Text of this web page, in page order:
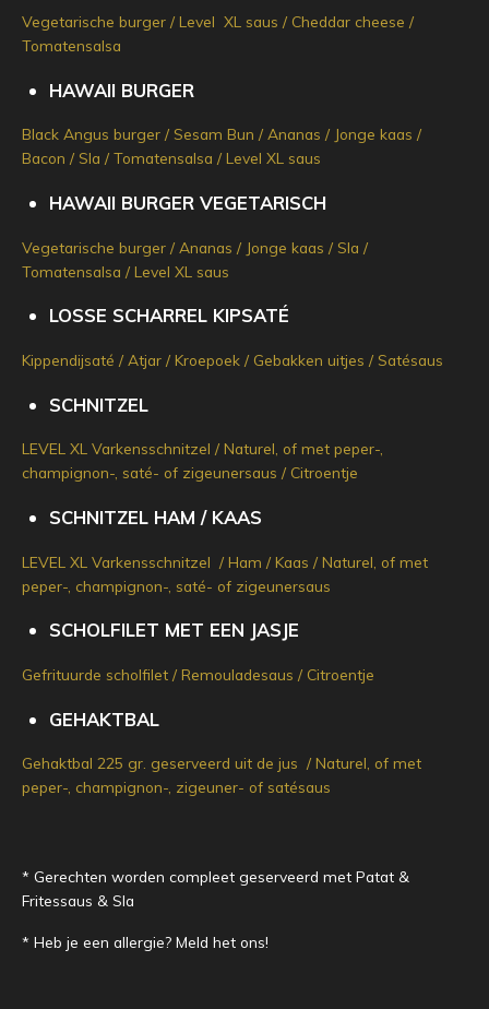
Vegetarische burger / Level XL saus / Cheddar cheese /
Tomatensalsa
HAWAII BURGER
Black Angus burger / Sesam Bun / Ananas / Jonge kaas /
Bacon / Sla / Tomatensalsa / Level XL saus
HAWAII BURGER VEGETARISCH
Vegetarische burger / Ananas / Jonge kaas / Sla /
Tomatensalsa / Level XL saus
LOSSE SCHARREL KIPSATÉ
Kippendijsaté / Atjar / Kroepoek / Gebakken uitjes / Satésaus
SCHNITZEL
LEVEL XL Varkensschnitzel / Naturel, of met peper-,
champignon-, saté- of zigeunersaus / Citroentje
SCHNITZEL HAM / KAAS
LEVEL XL Varkensschnitzel / Ham / Kaas / Naturel, of met
peper-, champignon-, saté- of zigeunersaus
SCHOLFILET MET EEN JASJE
Gefrituurde scholfilet / Remouladesaus / Citroentje
GEHAKTBAL
Gehaktbal 225 gr. geserveerd uit de jus / Naturel, of met
peper-, champignon-, zigeuner- of satésaus
* Gerechten worden compleet geserveerd met Patat &
Fritessaus & Sla
* Heb je een allergie? Meld het ons!